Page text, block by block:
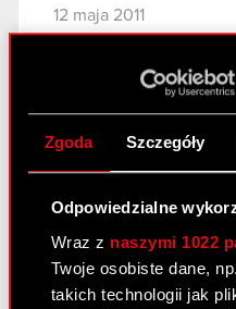
Zgoda Szczegóły
Odpowiedzialne
Wraz z naszymi 1022
Twoje osobiste dane,
takich technologii jak
12 maja 2011
Powołanie
PDF
Wybór
sprawozdań